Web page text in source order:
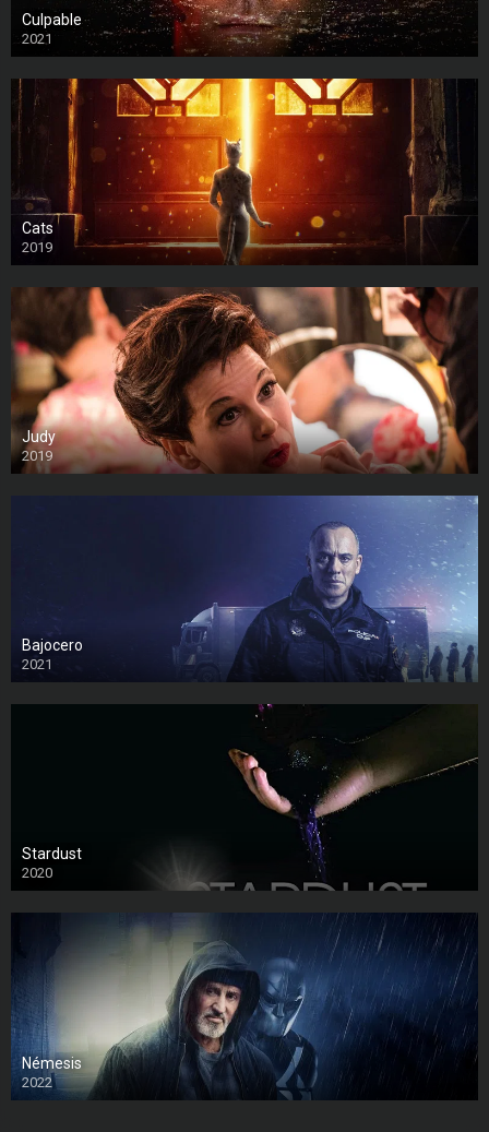
Culpable
2021
Cats
2019
Judy
2019
Bajocero
2021
Stardust
2020
Némesis
2022